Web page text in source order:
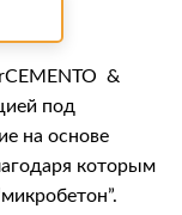
&
под
на основе
которым